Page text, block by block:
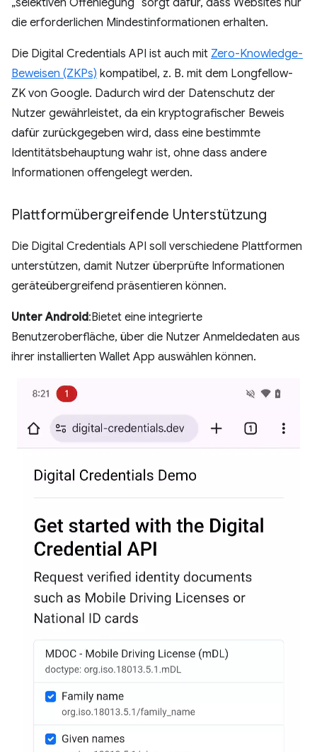
„selektiven Offenlegung“ sorgt dafür, dass Websites nur
die erforderlichen Mindestinformationen erhalten.
Die Digital Credentials API ist auch mit Zero-Knowledge-
Beweisen (ZKPs) kompatibel, z. B. mit dem Longfellow-
ZK von Google. Dadurch wird der Datenschutz der
Nutzer gewährleistet, da ein kryptografischer Beweis
dafür zurückgegeben wird, dass eine bestimmte
Identitätsbehauptung wahr ist, ohne dass andere
Informationen offengelegt werden.
Plattformübergreifende Unterstützung
Die Digital Credentials API soll verschiedene Plattformen
unterstützen, damit Nutzer überprüfte Informationen
geräteübergreifend präsentieren können.
Unter Android:Bietet eine integrierte
Benutzeroberfläche, über die Nutzer Anmeldedaten aus
ihrer installierten Wallet App auswählen können.